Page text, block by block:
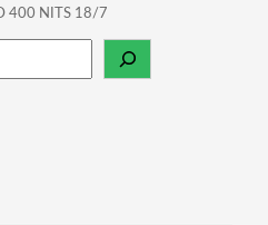
400 NITS 18/7